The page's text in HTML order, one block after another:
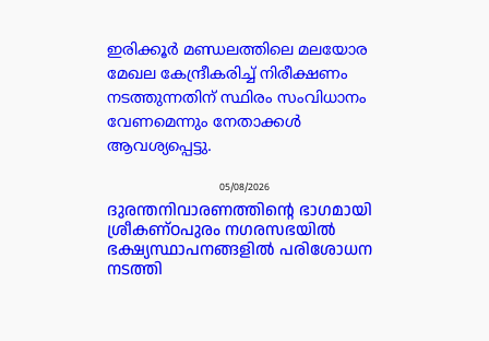
ഇരിക്കൂർ മണ്ഡലത്തിലെ മലയോര
മേഖല കേന്ദ്രീകരിച്ച് നിരീക്ഷണം
നടത്തുന്നതിന് സ്ഥിരം സംവിധാനം
വേണമെന്നും നേതാക്കൾ
ആവശ്യപ്പെട്ടു.
05/08/2026
ദുരന്തനിവാരണത്തിന്റെ ഭാഗമായി
ശ്രീകണ്ഠപുരം നഗരസഭയിൽ
ഭക്ഷ്യസ്ഥാപനങ്ങളിൽ പരിശോധന
നടത്തി